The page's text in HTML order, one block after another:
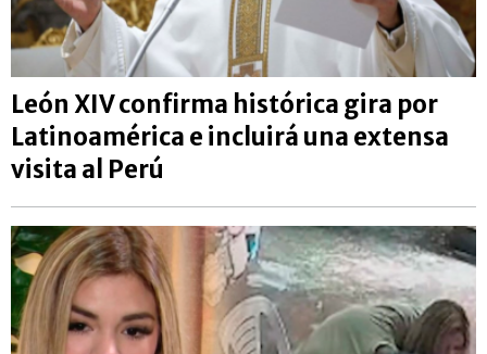
León XIV confirma histórica gira por
Latinoamérica e incluirá una extensa
visita al Perú